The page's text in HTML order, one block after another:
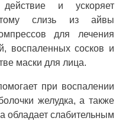
действие и ускоряет
слизь из айвы
для лечения
воспаленных сосков и
маски для лица.
при воспалении
желудка, а также
обладает слабительным